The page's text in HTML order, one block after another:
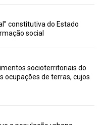
constitutiva do Estado
social
socioterritoriais do
ocupações de terras, cujos